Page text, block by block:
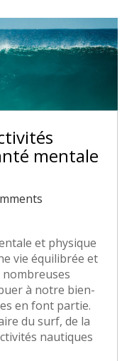
mentale
et physique
vie équilibrée et
à notre bien-
en font partie.
du surf, de la
nautiques